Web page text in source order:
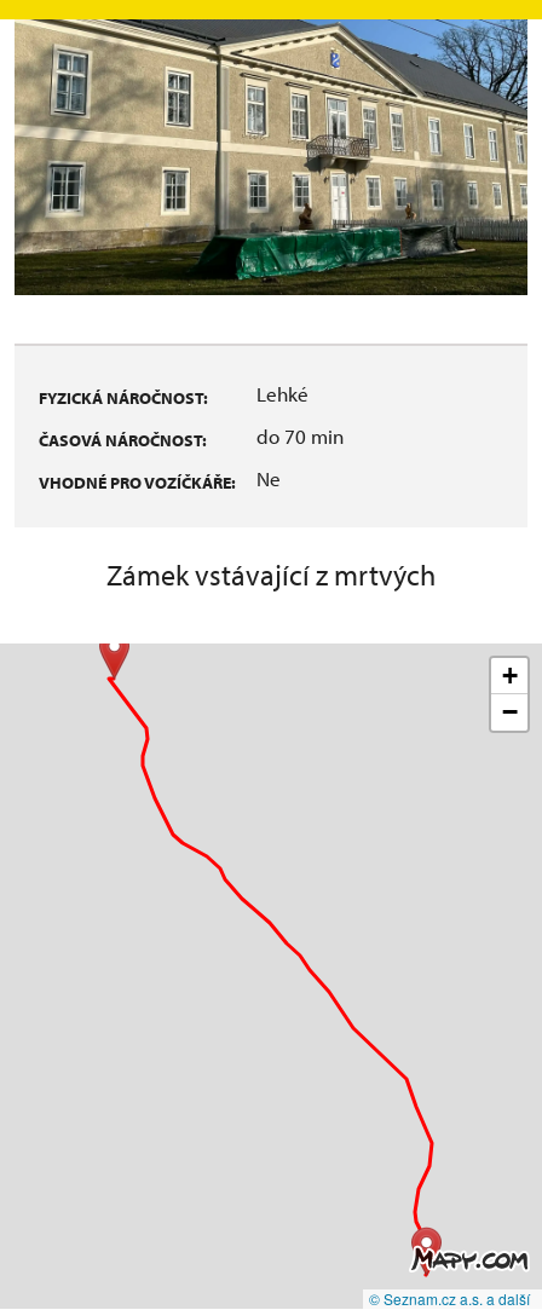
FYZICKÁ NÁROČNOST: Lehké
ČASOVÁ NÁROČNOST: do 70 min
VHODNÉ PRO VOZÍČKÁŘE: Ne
Zámek vstávající z mrtvých
+
−
© Seznam.cz a.s. a další